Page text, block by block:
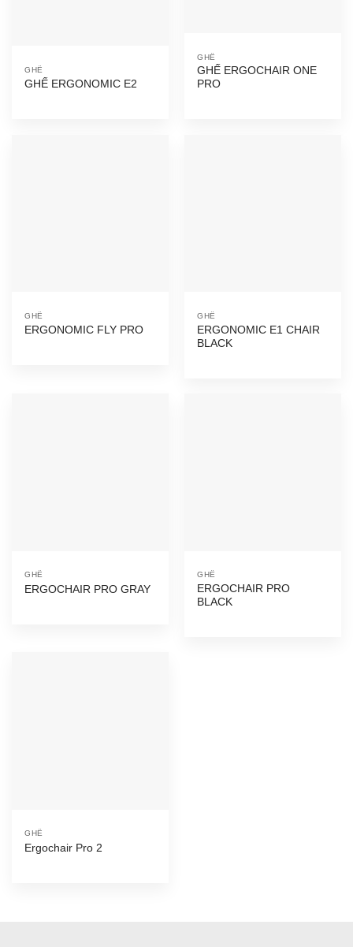
GHẾ
GHẾ ERGONOMIC E2
GHẾ
GHẾ ERGOCHAIR ONE
PRO
GHẾ
ERGONOMIC FLY PRO
GHẾ
ERGONOMIC E1 CHAIR
BLACK
GHẾ
ERGOCHAIR PRO GRAY
GHẾ
ERGOCHAIR PRO
BLACK
GHẾ
Ergochair Pro 2